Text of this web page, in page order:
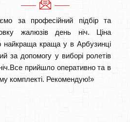
за професійний підбір та
жалюзів день ніч. Ціна
найкраща краща у в Арбузинці
за допомогу у виборі ролетів
прийшло оперативно та в
комплекті. Рекомендую!»